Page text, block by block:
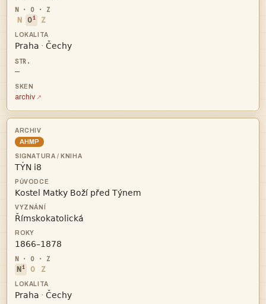
N Oi Z
 · 
—
archiv
AHMP




Ni O Z
 · 